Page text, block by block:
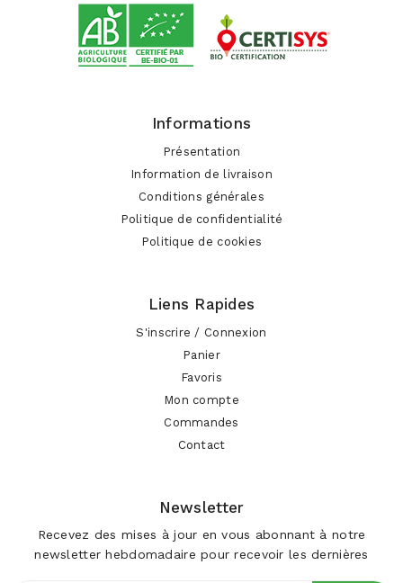
Informations
Présentation
Information de livraison
Conditions générales
Politique de confidentialité
Politique de cookies
Liens Rapides
S'inscrire / Connexion
Panier
Favoris
Mon compte
Commandes
Contact
Newsletter
Recevez des mises à jour en vous abonnant à notre
newsletter hebdomadaire pour recevoir les dernières